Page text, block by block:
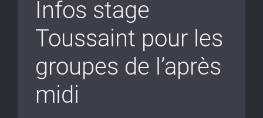
Infos stage
Toussaint pour les
groupes de l’après
midi